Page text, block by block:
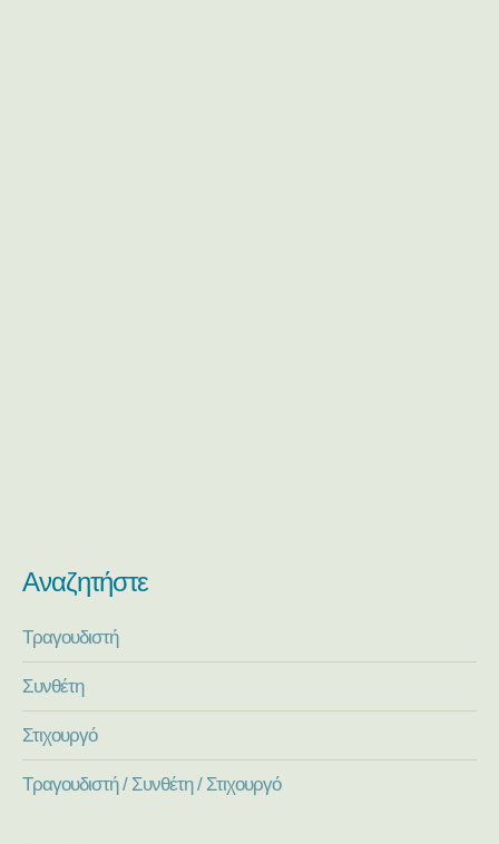
Αναζητήστε
Τραγουδιστή
Συνθέτη
Στιχουργό
Τραγουδιστή / Συνθέτη / Στιχουργό